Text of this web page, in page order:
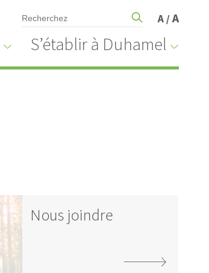
A /A
S’établir à Duhamel
Nous joindre